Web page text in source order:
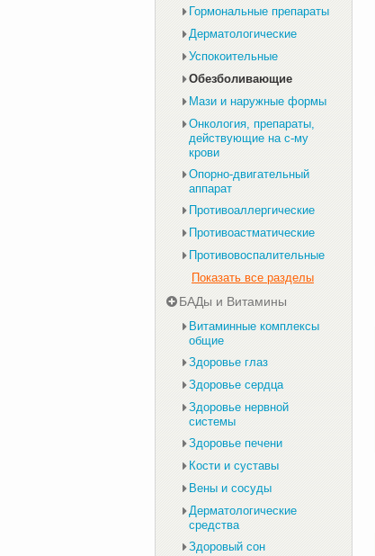
Гормональные препараты
Дерматологические
Успокоительные
Обезболивающие
Мази и наружные формы
Онкология, препараты,
действующие на с-му
крови
Опорно-двигательный
аппарат
Противоаллергические
Противоастматические
Противовоспалительные
Показать все разделы
БАДы и Витамины
Витаминные комплексы
общие
Здоровье глаз
Здоровье сердца
Здоровье нервной
системы
Здоровье печени
Кости и суставы
Вены и сосуды
Дерматологические
средства
Здоровый сон